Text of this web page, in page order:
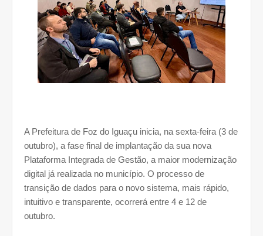
A Prefeitura de Foz do Iguaçu inicia, na sexta-feira (3 de
outubro), a fase final de implantação da sua nova
Plataforma Integrada de Gestão, a maior modernização
digital já realizada no município. O processo de
transição de dados para o novo sistema, mais rápido,
intuitivo e transparente, ocorrerá entre 4 e 12 de
outubro.